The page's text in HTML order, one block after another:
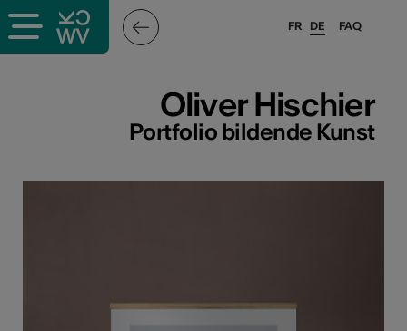
FAQ
FR DE
Oliver Hischier
Portfolio bildende Kunst